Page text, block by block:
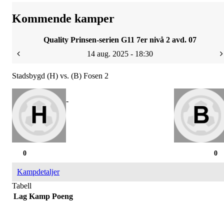
Kommende kamper
Quality Prinsen-serien G11 7er nivå 2 avd. 07
14 aug. 2025 - 18:30
Stadsbygd (H) vs. (B) Fosen 2
-
0
0
Kampdetaljer
Tabell
Lag Kamp Poeng